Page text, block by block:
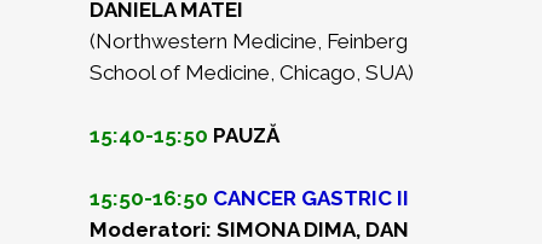
DANIELA MATEI
(Northwestern Medicine, Feinberg
School of Medicine, Chicago, SUA)
15:40-15:50 PAUZĂ
15:50-16:50 CANCER GASTRIC II
Moderatori: SIMONA DIMA, DAN